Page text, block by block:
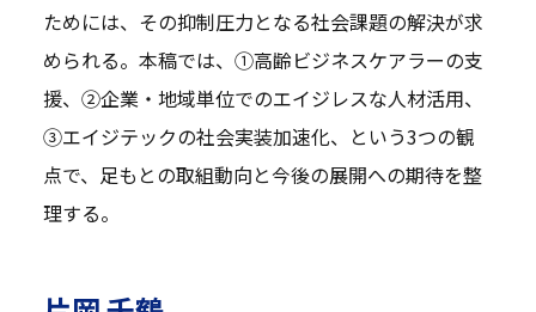
ためには、その抑制圧力となる社会課題の解決が求
められる。本稿では、①高齢ビジネスケアラーの支
援、②企業・地域単位でのエイジレスな人材活用、
③エイジテックの社会実装加速化、という3つの観
点で、足もとの取組動向と今後の展開への期待を整
理する。